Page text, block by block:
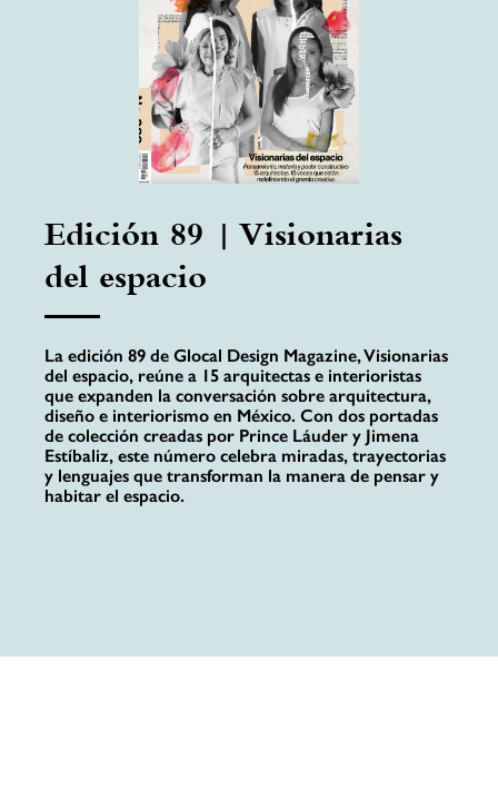
Edición 89 | Visionarias
del espacio
La edición 89 de Glocal Design Magazine, Visionarias
del espacio, reúne a 15 arquitectas e interioristas
que expanden la conversación sobre arquitectura,
diseño e interiorismo en México. Con dos portadas
de colección creadas por Prince Láuder y Jimena
Estíbaliz, este número celebra miradas, trayectorias
y lenguajes que transforman la manera de pensar y
habitar el espacio.